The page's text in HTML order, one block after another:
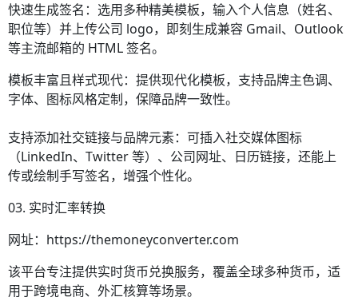
快速生成签名：选用多种精美模板，输入个人信息（姓名、
职位等）并上传公司 logo，即刻生成兼容 Gmail、Outlook
等主流邮箱的 HTML 签名。
模板丰富且样式现代：提供现代化模板，支持品牌主色调、
字体、图标风格定制，保障品牌一致性。
支持添加社交链接与品牌元素：可插入社交媒体图标
（LinkedIn、Twitter 等）、公司网址、日历链接，还能上
传或绘制手写签名，增强个性化。
03. 实时汇率转换
网址：https://themoneyconverter.com
该平台专注提供实时货币兑换服务，覆盖全球多种货币，适
用于跨境电商、外汇核算等场景。